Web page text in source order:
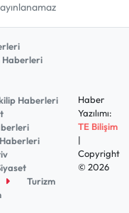
Haberleri
Haberleri
Turizm
Haber
Yazılımı:
TE Bilişim
|
Copyright
© 2026